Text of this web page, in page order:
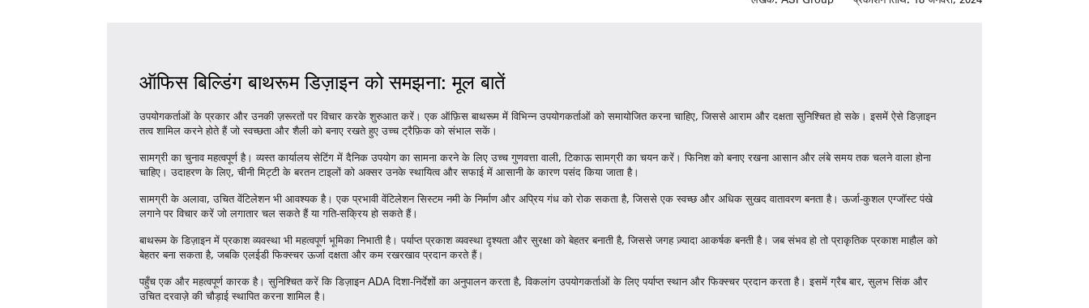
ऑफिस बिल्डिंग बाथरूम डिज़ाइन को समझना: मूल बातें
उपयोगकर्ताओं के प्रकार और उनकी ज़रूरतों पर विचार करके शुरुआत करें। एक ऑफ़िस बाथरूम में विभिन्न उपयोगकर्ताओं को समायोजित करना चाहिए, जिससे आराम और दक्षता सुनिश्चित हो सके। इसमें ऐसे डिज़ाइन
तत्व शामिल करने होते हैं जो स्वच्छता और शैली को बनाए रखते हुए उच्च ट्रैफ़िक को संभाल सकें।
सामग्री का चुनाव महत्वपूर्ण है। व्यस्त कार्यालय सेटिंग में दैनिक उपयोग का सामना करने के लिए उच्च गुणवत्ता वाली, टिकाऊ सामग्री का चयन करें। फिनिश को बनाए रखना आसान और लंबे समय तक चलने वाला होना
चाहिए। उदाहरण के लिए, चीनी मिट्टी के बरतन टाइलों को अक्सर उनके स्थायित्व और सफाई में आसानी के कारण पसंद किया जाता है।
सामग्री के अलावा, उचित वेंटिलेशन भी आवश्यक है। एक प्रभावी वेंटिलेशन सिस्टम नमी के निर्माण और अप्रिय गंध को रोक सकता है, जिससे एक स्वच्छ और अधिक सुखद वातावरण बनता है। ऊर्जा-कुशल एग्जॉस्ट पंखे
लगाने पर विचार करें जो लगातार चल सकते हैं या गति-सक्रिय हो सकते हैं।
बाथरूम के डिज़ाइन में प्रकाश व्यवस्था भी महत्वपूर्ण भूमिका निभाती है। पर्याप्त प्रकाश व्यवस्था दृश्यता और सुरक्षा को बेहतर बनाती है, जिससे जगह ज़्यादा आकर्षक बनती है। जब संभव हो तो प्राकृतिक प्रकाश माहौल को
बेहतर बना सकता है, जबकि एलईडी फिक्स्चर ऊर्जा दक्षता और कम रखरखाव प्रदान करते हैं।
पहुँच एक और महत्वपूर्ण कारक है। सुनिश्चित करें कि डिज़ाइन ADA दिशा-निर्देशों का अनुपालन करता है, विकलांग उपयोगकर्ताओं के लिए पर्याप्त स्थान और फिक्स्चर प्रदान करता है। इसमें ग्रैब बार, सुलभ सिंक और
उचित दरवाज़े की चौड़ाई स्थापित करना शामिल है।